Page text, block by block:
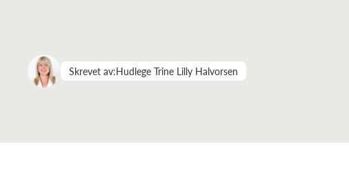
Skrevet av:Hudlege Trine Lilly Halvorsen